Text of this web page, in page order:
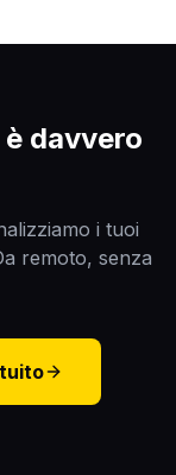
è davvero
i tuoi
remoto, senza